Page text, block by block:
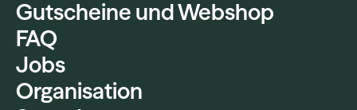
Gutscheine und Webshop
FAQ
Jobs
Organisation